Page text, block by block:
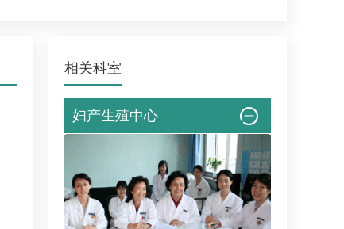
相关科室
妇产生殖中心